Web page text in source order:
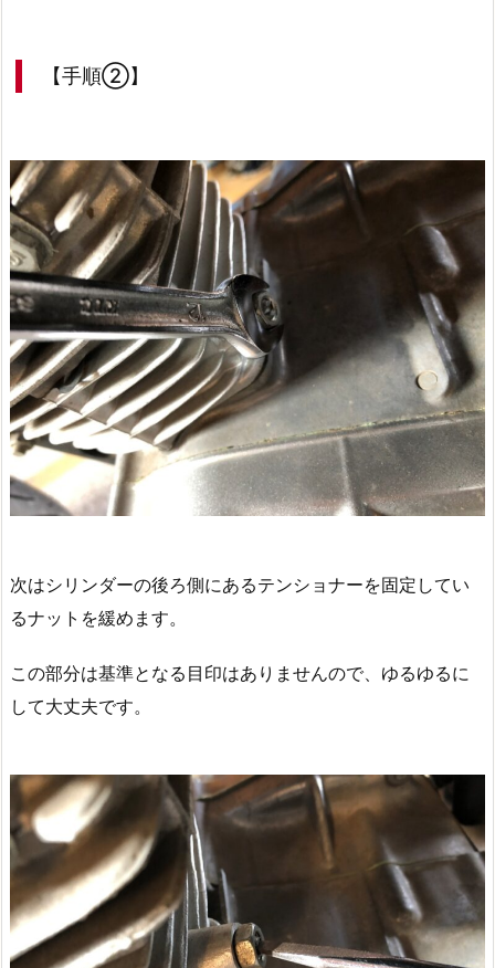
【手順②】
次はシリンダーの後ろ側にあるテンショナーを固定してい
るナットを緩めます。
この部分は基準となる目印はありませんので、ゆるゆるに
して大丈夫です。